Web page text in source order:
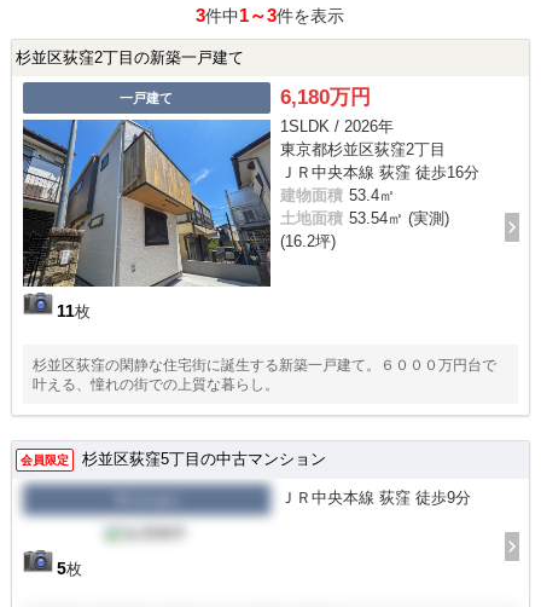
3件中1～3件を表示
杉並区荻窪2丁目の新築一戸建て
一戸建て
11枚
6,180万円
1SLDK / 2026年
東京都杉並区荻窪2丁目
ＪＲ中央本線 荻窪 徒歩16分
建物面積 53.4㎡
土地面積 53.54㎡ (実測)
(16.2坪)
杉並区荻窪の閑静な住宅街に誕生する新築一戸建て。６０００万円台で
叶える、憧れの街での上質な暮らし。
会員限定 杉並区荻窪5丁目の中古マンション
5枚
ＪＲ中央本線 荻窪 徒歩9分